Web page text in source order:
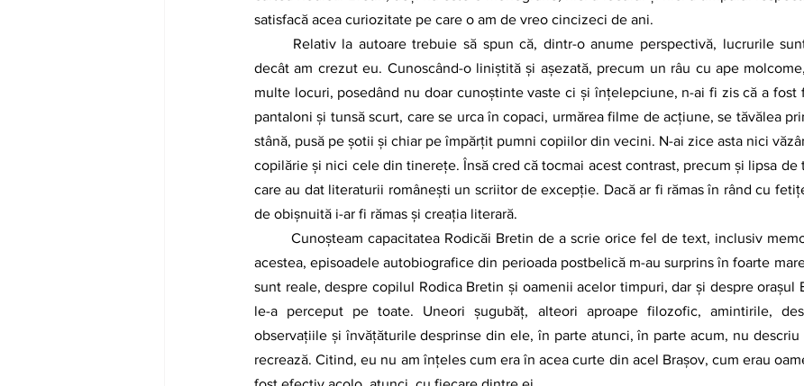
satisfacă acea curiozitate pe care o am de vreo cincizeci de ani.
decât am crezut eu. Cunoscând-o liniștită și așezată, precum un râu cu ape
multe locuri, posedând nu doar cunoștinte vaste ci și înțelepciune, n-ai fi zis că a fost
pantaloni și tunsă scurt, care se urca în copaci, urmărea filme de acțiune, se tăvălea
stână, pusă pe șotii și chiar pe împărțit pumni copiilor din vecini. N-ai zice asta nici
copilărie și nici cele din tinerețe. Însă cred că tocmai acest contrast, precum și lipsa
care au dat literaturii românești un scriitor de excepție. Dacă ar fi rămas în rând cu
de obișnuită i-ar fi rămas și creația literară.
acestea, episoadele autobiografice din perioada postbelică m-au surprins în foarte
sunt reale, despre copilul Rodica Bretin și oamenii acelor timpuri, dar și despre orașul
le-a perceput pe toate. Uneori șugubăț, alteori aproape filozofic, amintirile,
observațiile și învățăturile desprinse din ele, în parte atunci, în parte acum, nu
recrează. Citind, eu nu am înțeles cum era în acea curte din acel Brașov, cum erau